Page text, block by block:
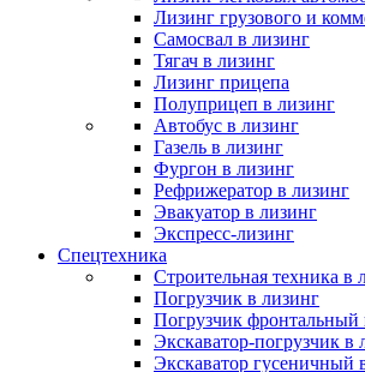
Лизинг грузового и
Самосвал в лизинг
Тягач в лизинг
Лизинг прицепа
Полуприцеп в лизинг
Автобус в лизинг
Газель в лизинг
Фургон в лизинг
Рефрижератор в лизинг
Эвакуатор в лизинг
Экспресс-лизинг
Спецтехника
Строительная техника в
Погрузчик в лизинг
Погрузчик фронтальный
Экскаватор-погрузчик в
Экскаватор гусеничный